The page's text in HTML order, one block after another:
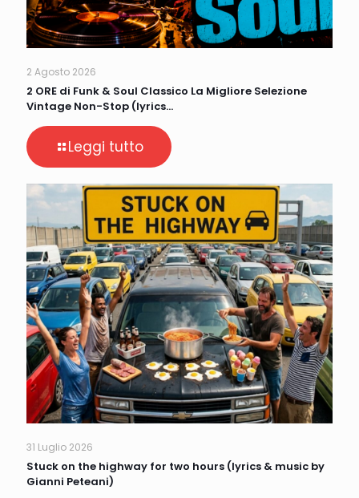
2 Agosto 2026
2 ORE di Funk & Soul Classico La Migliore Selezione
Vintage Non-Stop (lyrics…
Leggi tutto
31 Luglio 2026
Stuck on the highway for two hours (lyrics & music by
Gianni Peteani)